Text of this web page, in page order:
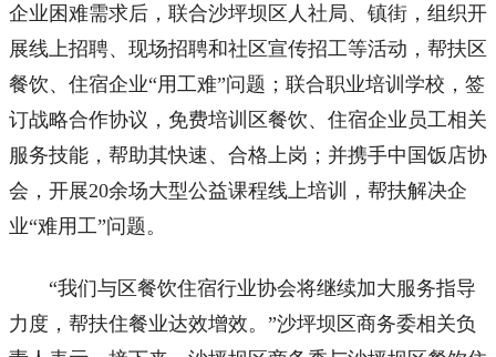
企业困难需求后，联合沙坪坝区人社局、镇街，组织开
展线上招聘、现场招聘和社区宣传招工等活动，帮扶区
餐饮、住宿企业“用工难”问题；联合职业培训学校，签
订战略合作协议，免费培训区餐饮、住宿企业员工相关
服务技能，帮助其快速、合格上岗；并携手中国饭店协
会，开展20余场大型公益课程线上培训，帮扶解决企
业“难用工”问题。
“我们与区餐饮住宿行业协会将继续加大服务指导
力度，帮扶住餐业达效增效。”沙坪坝区商务委相关负